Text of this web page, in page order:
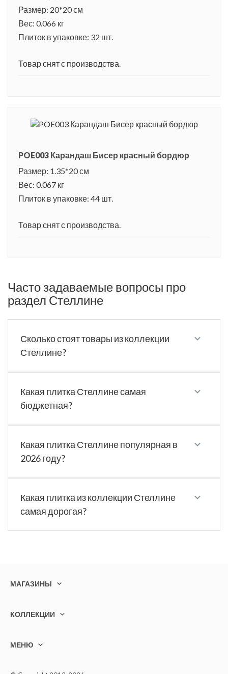
Размер: 20*20 см
Вес: 0.066 кг
Плиток в упаковке: 32 шт.
Товар снят с производства.
POE003 Карандаш Бисер красный бордюр
Размер: 1.35*20 см
Вес: 0.067 кг
Плиток в упаковке: 44 шт.
Товар снят с производства.
Часто задаваемые вопросы про
раздел Стеллине
Сколько стоят товары из коллекции
Стеллине?
Какая плитка Стеллине самая
бюджетная?
Какая плитка Стеллине популярная в
2026 году?
Какая плитка из коллекции Стеллине
самая дорогая?
МАГАЗИНЫ
КОЛЛЕКЦИИ
МЕНЮ